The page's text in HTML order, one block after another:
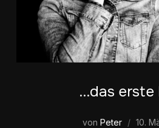
…das erste
von Peter 10.